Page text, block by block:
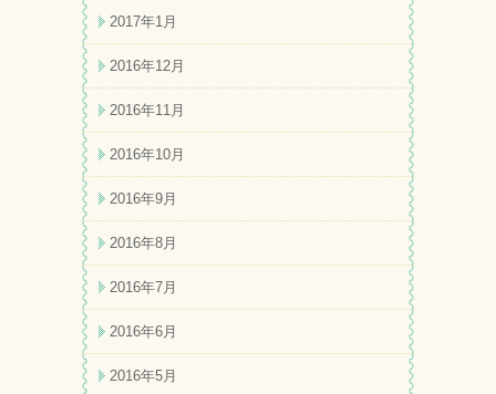
2017年1月
2016年12月
2016年11月
2016年10月
2016年9月
2016年8月
2016年7月
2016年6月
2016年5月